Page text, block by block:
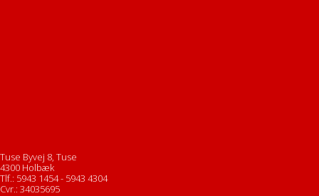
Tuse Byvej 8, Tuse
4300 Holbæk
Tlf.: 5943 1454 - 5943 4304
Cvr.: 34035695